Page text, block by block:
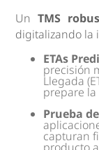
UnTMS
digitalizando la
ETAs
precisión
Llegada
prepare
Prueba
capturan